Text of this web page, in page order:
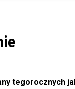
tegorocznych